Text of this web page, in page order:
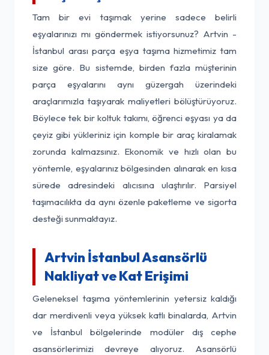
Tam bir evi taşımak yerine sadece belirli
eşyalarınızı mı göndermek istiyorsunuz? Artvin -
İstanbul arası parça eşya taşıma hizmetimiz tam
size göre. Bu sistemde, birden fazla müşterinin
parça eşyalarını aynı güzergah üzerindeki
araçlarımızla taşıyarak maliyetleri bölüştürüyoruz.
Böylece tek bir koltuk takımı, öğrenci eşyası ya da
çeyiz gibi yükleriniz için komple bir araç kiralamak
zorunda kalmazsınız. Ekonomik ve hızlı olan bu
yöntemle, eşyalarınız bölgesinden alınarak en kısa
sürede adresindeki alıcısına ulaştırılır. Parsiyel
taşımacılıkta da aynı özenle paketleme ve sigorta
desteği sunmaktayız.
Artvin İstanbul Asansörlü
Nakliyat ve Kat Erişimi
Geleneksel taşıma yöntemlerinin yetersiz kaldığı
dar merdivenli veya yüksek katlı binalarda, Artvin
ve İstanbul bölgelerinde modüler dış cephe
asansörlerimizi devreye alıyoruz. Asansörlü